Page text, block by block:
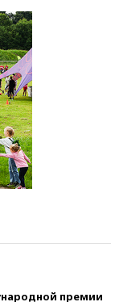
премии